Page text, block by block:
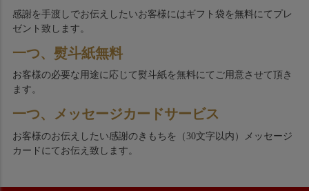
感謝を手渡しでお伝えしたいお客様にはギフト袋を無料にてプレ
ゼント致します。
一つ、熨斗紙無料
お客様の必要な用途に応じて熨斗紙を無料にてご用意させて頂き
ます。
一つ、メッセージカードサービス
お客様のお伝えしたい感謝のきもちを（30文字以内）メッセージ
カードにてお伝え致します。